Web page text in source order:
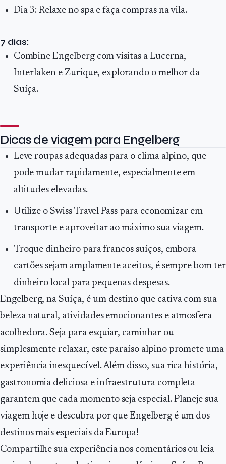
Dia 3: Relaxe no spa e faça compras na vila.
7 dias:
Combine Engelberg com visitas a Lucerna,
Interlaken e Zurique, explorando o melhor da
Suíça.
Dicas de viagem para Engelberg
Leve roupas adequadas para o clima alpino, que
pode mudar rapidamente, especialmente em
altitudes elevadas.
Utilize o Swiss Travel Pass para economizar em
transporte e aproveitar ao máximo sua viagem.
Troque dinheiro para francos suíços, embora
cartões sejam amplamente aceitos, é sempre bom ter
dinheiro local para pequenas despesas.
Engelberg, na Suíça, é um destino que cativa com sua
beleza natural, atividades emocionantes e atmosfera
acolhedora. Seja para esquiar, caminhar ou
simplesmente relaxar, este paraíso alpino promete uma
experiência inesquecível. Além disso, sua rica história,
gastronomia deliciosa e infraestrutura completa
garantem que cada momento seja especial. Planeje sua
viagem hoje e descubra por que Engelberg é um dos
destinos mais especiais da Europa!
Compartilhe sua experiência nos comentários ou leia